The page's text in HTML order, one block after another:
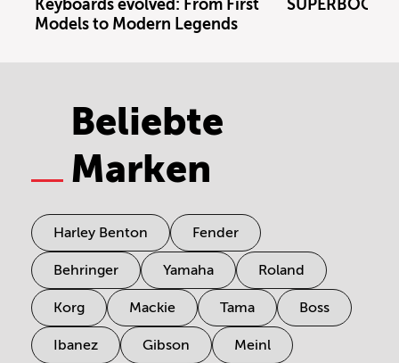
Keyboards evolved: From First
Models to Modern Legends
Beliebte
Marken
Harley Benton Fender
Behringer Yamaha Roland
Korg Mackie Tama Boss
Ibanez Gibson Meinl